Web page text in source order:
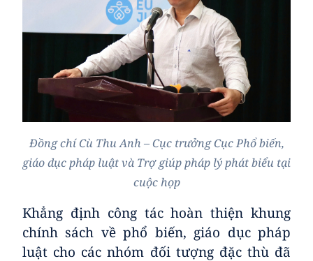
Đồng chí Cù Thu Anh – Cục trưởng Cục Phổ biến,
giáo dục pháp luật và Trợ giúp pháp lýphát biểu tại
cuộc họp
Khẳng định công tác hoàn thiện khung
chính sách về phổ biến, giáo dục pháp
luật cho các nhóm đối tượng đặc thù đã